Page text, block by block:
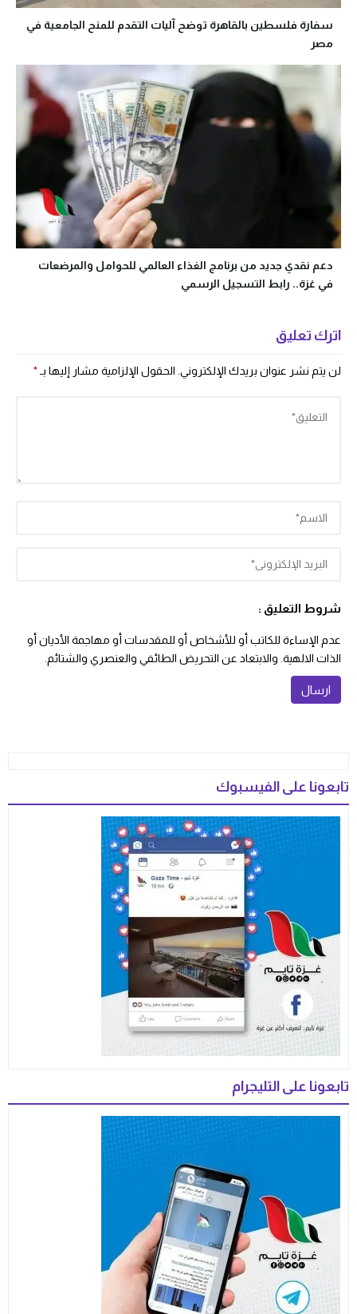
سفارة فلسطين بالقاهرة توضح آليات التقدم للمنح الجامعية في
مصر
دعم نقدي جديد من برنامج الغذاء العالمي للحوامل والمرضعات
في غزة.. رابط التسجيل الرسمي
اترك تعليق
لن يتم نشر عنوان بريدك الإلكتروني. الحقول الإلزامية مشار إليها بـ *
شروط التعليق :
عدم الإساءة للكاتب أو للأشخاص أو للمقدسات أو مهاجمة الأديان أو
الذات الالهية. والابتعاد عن التحريض الطائفي والعنصري والشتائم.
تابعونا على الفيسبوك
تابعونا على التليجرام